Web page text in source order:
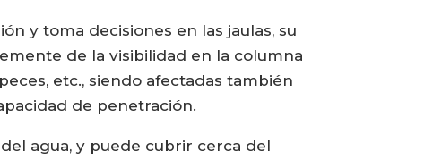
y toma decisiones en las jaulas, su
de la visibilidad en la columna
etc., siendo afectadas también
de penetración.
agua, y puede cubrir cerca del